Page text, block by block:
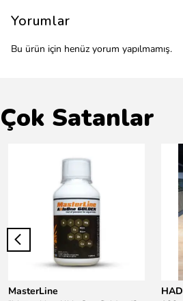
Yorumlar
Bu ürün için henüz yorum yapılmamış.
Çok Satanlar
MasterLine HAD